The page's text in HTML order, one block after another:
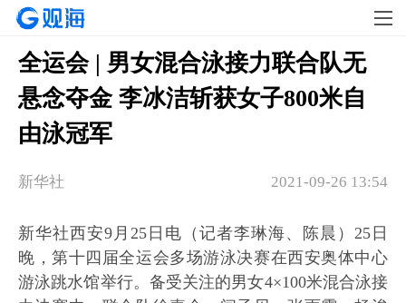
全运会 | 男女混合泳接力联合队无
悬念夺金 李冰洁斩获女子800米自
由泳冠军
2021-09-26 13:54
新华社
新华社西安9月25日电（记者李琳海、陈晨）25日
晚，第十四届全运会多场游泳决赛在西安奥体中心
游泳跳水馆举行。备受关注的男女4×100米混合泳接